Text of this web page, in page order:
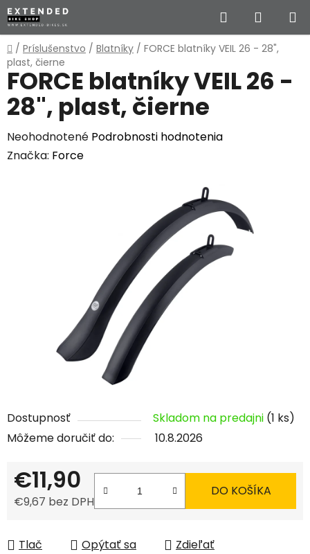
Prejsť
na
obsah
Hľadať
KOŠÍK
Domov
/ Príslušenstvo / Blatníky / FORCE blatníky VEIL 26 - 28",
plast, čierne
Dostupnosť Skladom na predajni (1 ks)
Môžeme doručiť do:
10.8.2026
€11,90
€9,67 bez DPH
DO KOŠÍKA
Tlač Opýtať sa Zdieľať
FORCE blatníky VEIL 26 -
28", plast, čierne
Priemerné
hodnotenie
Neohodnotené Podrobnosti hodnotenia
Značka: Force